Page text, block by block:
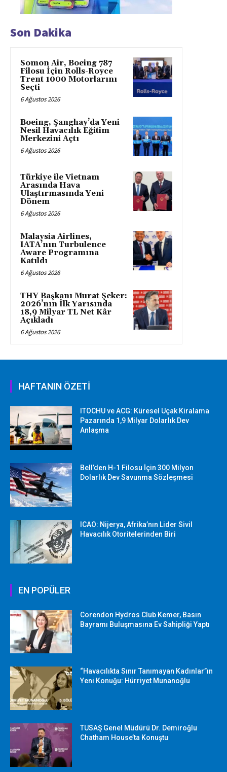
Son Dakika
Somon Air, Boeing 787
Filosu İçin Rolls-Royce
Trent 1000 Motorlarını
Seçti
6 Ağustos 2026
Boeing, Şanghay’da Yeni
Nesil Havacılık Eğitim
Merkezini Açtı
6 Ağustos 2026
Türkiye ile Vietnam
Arasında Hava
Ulaştırmasında Yeni
Dönem
6 Ağustos 2026
Malaysia Airlines,
IATA’nın Turbulence
Aware Programına
Katıldı
6 Ağustos 2026
THY Başkanı Murat Şeker:
2026’nın İlk Yarısında
18,9 Milyar TL Net Kâr
Açıkladı
6 Ağustos 2026
HAFTANIN ÖZETİ
ITOCHU ve ACG: Küresel Uçak Kiralama
Pazarında 1,9 Milyar Dolarlık Dev
Anlaşma
Bell’den H-1 Filosu İçin 300 Milyon
Dolarlık Dev Savunma Sözleşmesi
ICAO: Nijerya, Afrika’nın Lider Sivil
Havacılık Otoritelerinden Biri
EN POPÜLER
Corendon Hydros Club Kemer, Basın
Bayramı Buluşmasına Ev Sahipliği Yaptı
“Havacılıkta Sınır Tanımayan Kadınlar”ın
Yeni Konuğu: Hürriyet Munanoğlu
TUSAŞ Genel Müdürü Dr. Demiroğlu
Chatham House’ta Konuştu